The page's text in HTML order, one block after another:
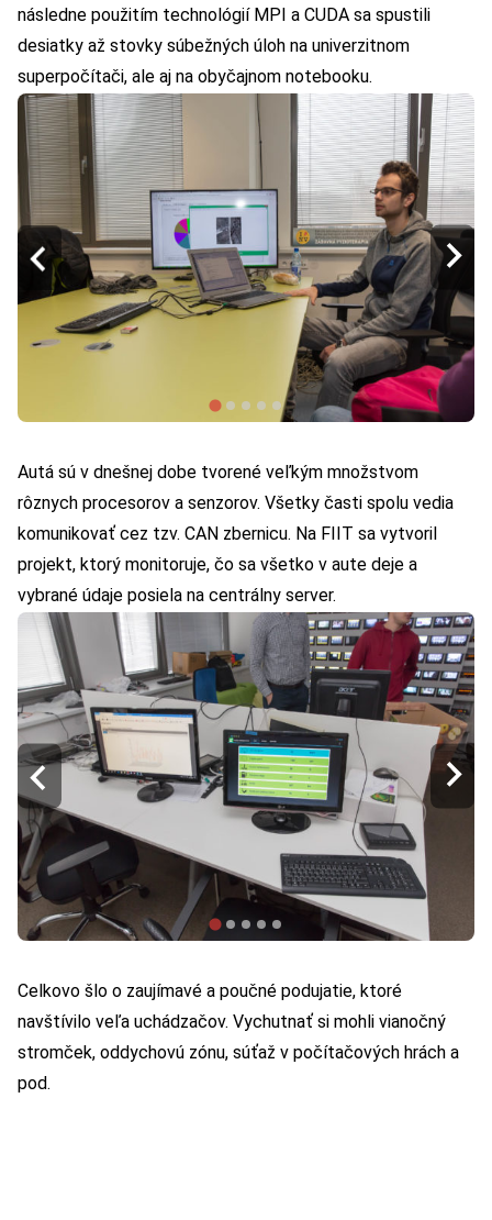
následne použitím technológií MPI a CUDA sa spustili
desiatky až stovky súbežných úloh na univerzitnom
superpočítači, ale aj na obyčajnom notebooku.
Autá sú v dnešnej dobe tvorené veľkým množstvom
rôznych procesorov a senzorov. Všetky časti spolu vedia
komunikovať cez tzv. CAN zbernicu. Na FIIT sa vytvoril
projekt, ktorý monitoruje, čo sa všetko v aute deje a
vybrané údaje posiela na centrálny server.
Celkovo šlo o zaujímavé a poučné podujatie, ktoré
navštívilo veľa uchádzačov. Vychutnať si mohli vianočný
stromček, oddychovú zónu, súťaž v počítačových hrách a
pod.